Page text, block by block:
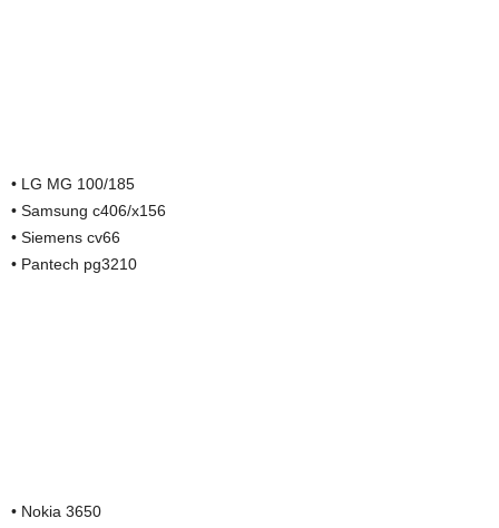
• LG MG 100/185
• Samsung c406/x156
• Siemens cv66
• Pantech pg3210
• Nokia 3650